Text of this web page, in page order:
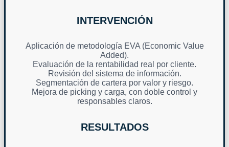
INTERVENCIÓN
Aplicación de metodología EVA (Economic Value
Added).
Evaluación de la rentabilidad real por cliente.
Revisión del sistema de información.
Segmentación de cartera por valor y riesgo.
Mejora de picking y carga, con doble control y
responsables claros.
RESULTADOS